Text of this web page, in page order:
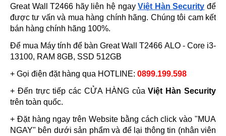
Great Wall T2466 hãy liên hệ ngay Việt Hàn Security để
được tư vấn và mua hàng chính hãng. Chúng tôi cam kết
bán hàng chính hãng 100%.
Để mua Máy tính để bàn Great Wall T2466 ALO - Core i3-
13100, RAM 8GB, SSD 512GB
+ Gọi điện đặt hàng qua HOTLINE: 0899.199.598
+ Đến trực tiếp các CỬA HÀNG của Việt Hàn Security
trên toàn quốc.
+ Đặt hàng ngay trên Website bằng cách click vào "MUA
NGAY" bên dưới sản phẩm và để lại thông tin (nhân viên